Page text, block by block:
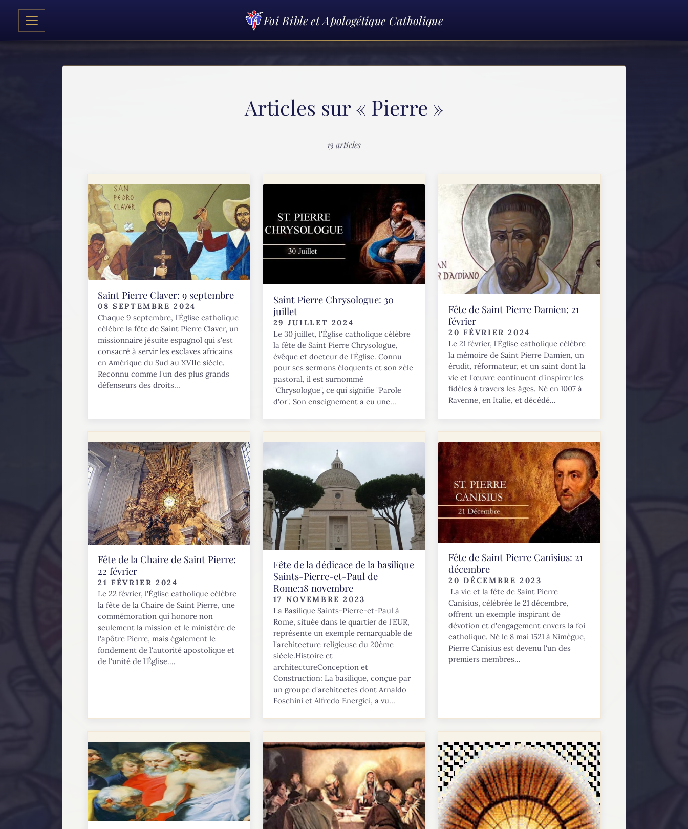
Foi Bible et Apologétique Catholique
Articles sur « Pierre »
13 articles
Saint Pierre Claver: 9 septembre
08 SEPTEMBRE 2024
Chaque 9 septembre, l'Église catholique
célèbre la fête de Saint Pierre Claver, un
missionnaire jésuite espagnol qui s'est
consacré à servir les esclaves africains
en Amérique du Sud au XVIIe siècle.
Reconnu comme l'un des plus grands
défenseurs des droits...
Saint Pierre Chrysologue: 30
juillet
29 JUILLET 2024
Le 30 juillet, l'Église catholique célèbre
la fête de Saint Pierre Chrysologue,
évêque et docteur de l'Église. Connu
pour ses sermons éloquents et son zèle
pastoral, il est surnommé
"Chrysologue", ce qui signifie "Parole
d'or". Son enseignement a eu une...
Fête de Saint Pierre Damien: 21
février
20 FÉVRIER 2024
Le 21 février, l'Église catholique célèbre
la mémoire de Saint Pierre Damien, un
érudit, réformateur, et un saint dont la
vie et l'œuvre continuent d'inspirer les
fidèles à travers les âges. Né en 1007 à
Ravenne, en Italie, et décédé...
Fête de la Chaire de Saint Pierre:
22 février
21 FÉVRIER 2024
Le 22 février, l'Église catholique célèbre
la fête de la Chaire de Saint Pierre, une
commémoration qui honore non
seulement la mission et le ministère de
l'apôtre Pierre, mais également le
fondement de l'autorité apostolique et
de l'unité de l'Église....
Fête de la dédicace de la basilique
Saints-Pierre-et-Paul de
Rome:18 novembre
17 NOVEMBRE 2023
La Basilique Saints-Pierre-et-Paul à
Rome, située dans le quartier de l'EUR,
représente un exemple remarquable de
l'architecture religieuse du 20ème
siècle.Histoire et
architectureConception et
Construction: La basilique, conçue par
un groupe d'architectes dont Arnaldo
Foschini et Alfredo Energici, a vu...
Fête de Saint Pierre Canisius: 21
décembre
20 DÉCEMBRE 2023
La vie et la fête de Saint Pierre
Canisius, célébrée le 21 décembre,
offrent un exemple inspirant de
dévotion et d'engagement envers la foi
catholique. Né le 8 mai 1521 à Nimègue,
Pierre Canisius est devenu l'un des
premiers membres...